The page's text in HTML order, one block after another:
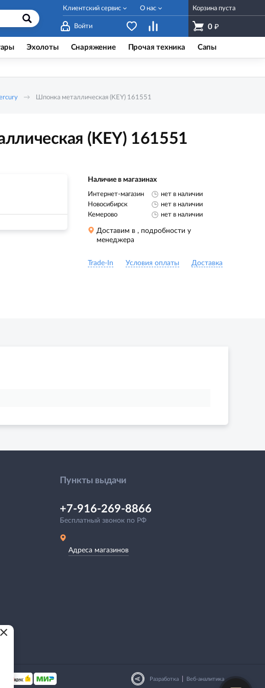
Войти
Корзина пуста
0 ₽
Клиентский сервис О нас
Эхолоты Снаряжение Прочая техника Сапы
Шпонка металлическая (KEY) 161551
(KEY) 161551
Наличие в магазинах
Интернет-магазин
нет в наличии
Новосибирск
нет в наличии
Кемерово
нет в наличии
Доставим в , подробности у
менеджера
Trade-In Условия оплаты Доставка
Пункты выдачи
+7-916-269-8866
Бесплатный звонок по РФ
Адреса магазинов
Разработка Веб-аналитика
×